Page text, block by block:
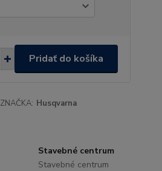
Pridať do košíka
ZNAČKA: Husqvarna
Stavebné centrum
Stavebné centrum